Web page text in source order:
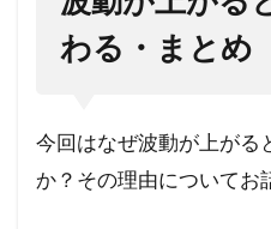
わる・まとめ
今回はなぜ波動が上がる
か？その理由についてお